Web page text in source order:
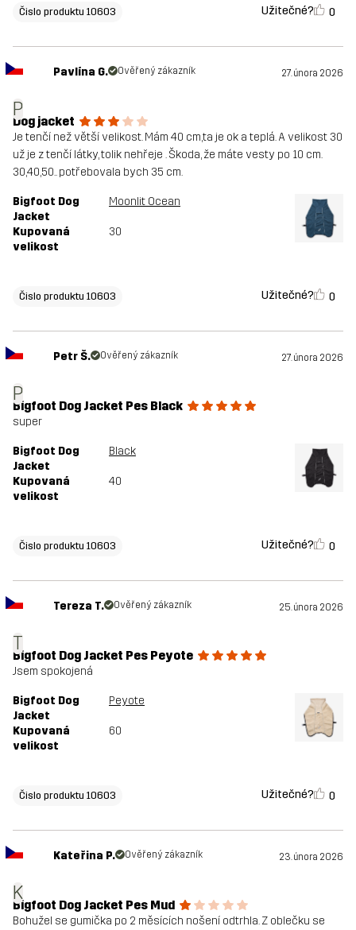
Čislo produktu 10603 Užitečné? 0
P
Pavlína G. Ověřený zákazník 27. února 2026
Dog jacket
Je tenčí než větší velikost. Mám 40 cm,ta je ok a teplá. A velikost 30
už je z tenčí látky, tolik nehřeje . Škoda, že máte vesty po 10 cm.
30,40,50.. potřebovala bych 35 cm.
Bigfoot Dog
Jacket
Moonlit Ocean
Kupovaná
velikost
30
Čislo produktu 10603 Užitečné? 0
P
Petr Š. Ověřený zákazník 27. února 2026
Bigfoot Dog Jacket Pes Black
super
Bigfoot Dog
Jacket
Black
Kupovaná
velikost
40
Čislo produktu 10603 Užitečné? 0
T
Tereza T. Ověřený zákazník 25. února 2026
Bigfoot Dog Jacket Pes Peyote
Jsem spokojená
Bigfoot Dog
Jacket
Peyote
Kupovaná
velikost
60
Čislo produktu 10603 Užitečné? 0
K
Kateřina P. Ověřený zákazník 23. února 2026
Bigfoot Dog Jacket Pes Mud
Bohužel se gumička po 2 měsících nošení odtrhla. Z oblečku se